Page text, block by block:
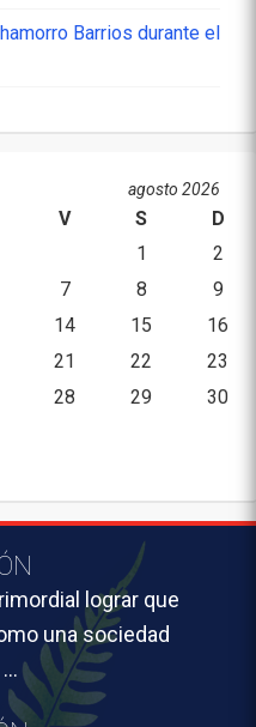
Barrios durante el
agosto 2026
V S
D
1
2
7 8
9
14 15
16
21 22
23
28 29
30
lograr que
una sociedad
…